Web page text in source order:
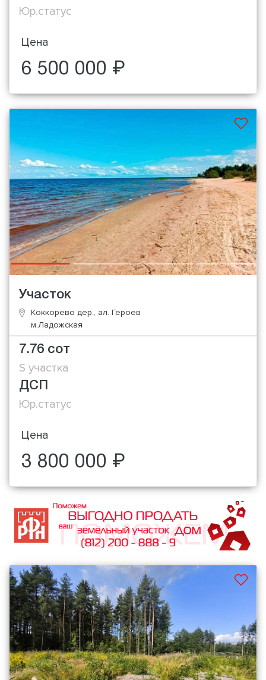
Юр.статус
Цена
6 500 000 ₽
Участок
Коккорево дер., ал. Героев
м.Ладожская
7.76 сот
S участка
ДСП
Юр.статус
Цена
3 800 000 ₽